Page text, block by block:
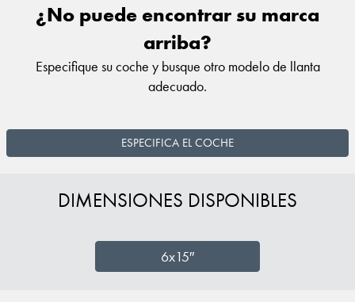
¿No puede encontrar su marca
arriba?
Especifique su coche y busque otro modelo de llanta
adecuado.
ESPECIFICA EL COCHE
DIMENSIONES DISPONIBLES
6x15″